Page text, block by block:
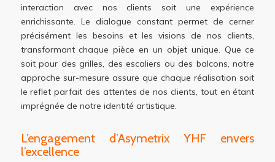
interaction avec nos clients soit une expérience
enrichissante. Le dialogue constant permet de cerner
précisément les besoins et les visions de nos clients,
transformant chaque pièce en un objet unique. Que ce
soit pour des grilles, des escaliers ou des balcons, notre
approche sur-mesure assure que chaque réalisation soit
le reflet parfait des attentes de nos clients, tout en étant
imprégnée de notre identité artistique.
L’engagement d’Asymetrix YHF envers
l’excellence